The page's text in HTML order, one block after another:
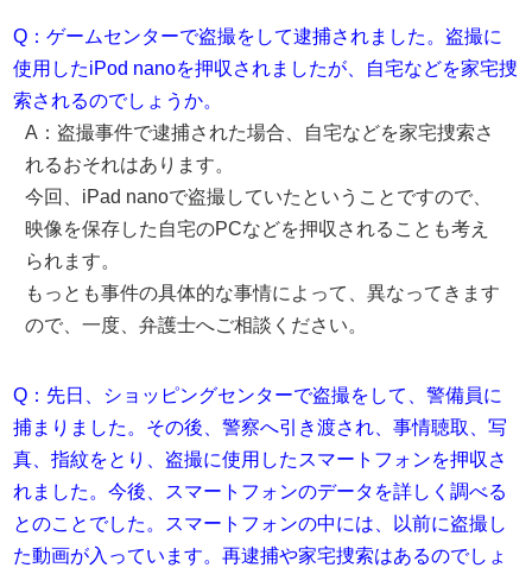
Q：ゲームセンターで盗撮をして逮捕されました。盗撮に
使用したiPod nanoを押収されましたが、自宅などを家宅捜
索されるのでしょうか。
A：盗撮事件で逮捕された場合、自宅などを家宅捜索さ
れるおそれはあります。
今回、iPad nanoで盗撮していたということですので、
映像を保存した自宅のPCなどを押収されることも考え
られます。
もっとも事件の具体的な事情によって、異なってきます
ので、一度、弁護士へご相談ください。
Q：先日、ショッピングセンターで盗撮をして、警備員に
捕まりました。その後、警察へ引き渡され、事情聴取、写
真、指紋をとり、盗撮に使用したスマートフォンを押収さ
れました。今後、スマートフォンのデータを詳しく調べる
とのことでした。スマートフォンの中には、以前に盗撮し
た動画が入っています。再逮捕や家宅捜索はあるのでしょ